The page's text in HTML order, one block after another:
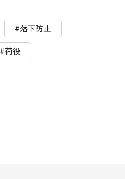
#落下防止
#荷役